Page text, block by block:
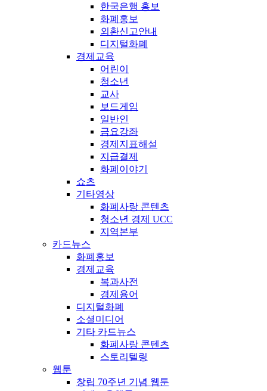
한국은행 홍보
화폐홍보
외환신고안내
디지털화폐
경제교육
어린이
청소년
교사
보드게임
일반인
금요강좌
경제지표해설
지급결제
화폐이야기
쇼츠
기타영상
화폐사랑 콘텐츠
청소년 경제 UCC
지역본부
카드뉴스
화폐홍보
경제교육
복과사전
경제용어
디지털화폐
소셜미디어
기타 카드뉴스
화폐사랑 콘텐츠
스토리텔링
웹툰
창립 70주년 기념 웹툰